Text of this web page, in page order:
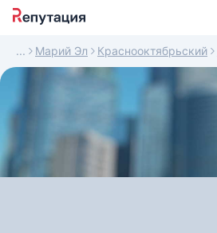
Марий Эл Краснооктябрьский